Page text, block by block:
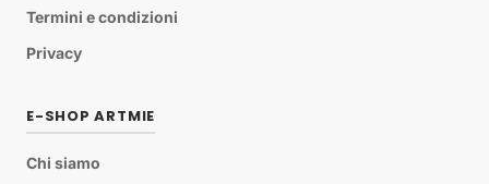
Termini e condizioni
Privacy
E-SHOP ARTMIE
Chi siamo